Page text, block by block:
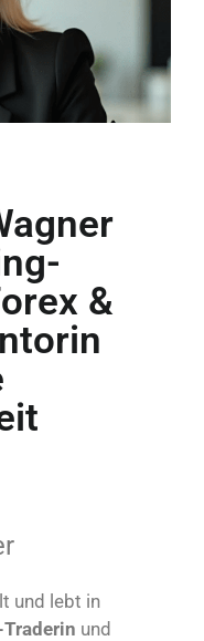
&
und lebt in
Traderin und